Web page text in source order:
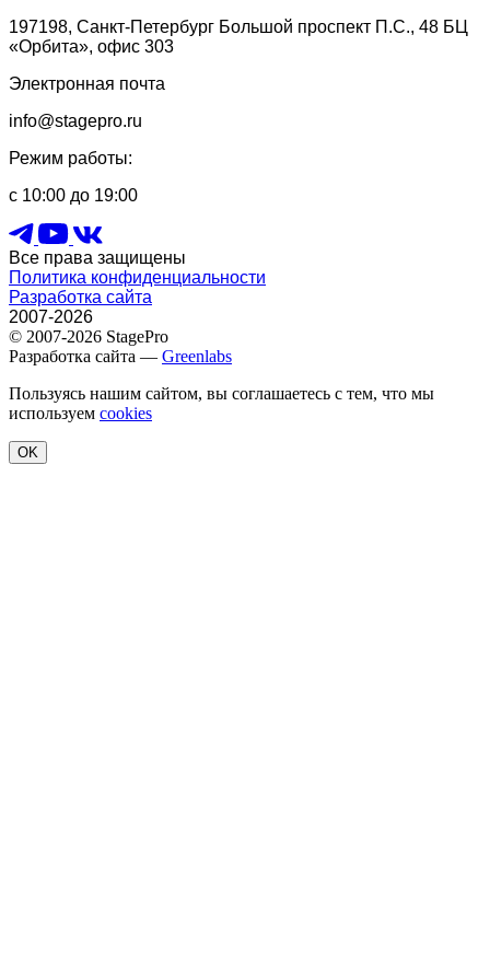
197198, Санкт-Петербург Большой проспект П.С., 48 БЦ
«Орбита», офис 303
Электронная почта
info@stagepro.ru
Режим работы:
с 10:00 до 19:00
Все права защищены
Политика конфиденциальности
Разработка сайта
2007-2026
© 2007-2026 StagePro
Разработка сайта — Greenlabs
Пользуясь нашим сайтом, вы соглашаетесь с тем, что мы
используем cookies
OK